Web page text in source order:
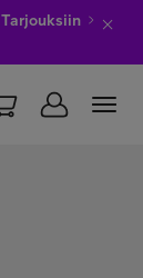
Tarjouksiin